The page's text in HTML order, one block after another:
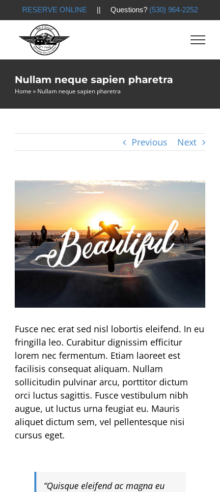
RESERVE ONLINE || Questions? (530) 964-2252
Nullam neque sapien pharetra
Home » Nullam neque sapien pharetra
Previous Next
Image
Fusce nec erat sed nisl lobortis eleifend. In eu
fringilla leo. Curabitur dignissim efficitur
lorem nec fermentum. Etiam laoreet est
facilisis consequat aliquam. Nullam
sollicitudin pulvinar arcu, porttitor dictum
orci luctus sagittis. Fusce vestibulum nibh
augue, ut luctus urna feugiat eu. Mauris
aliquet dictum sem, vel pellentesque nisi
cursus eget.
“Quisque eleifend ac magna eu